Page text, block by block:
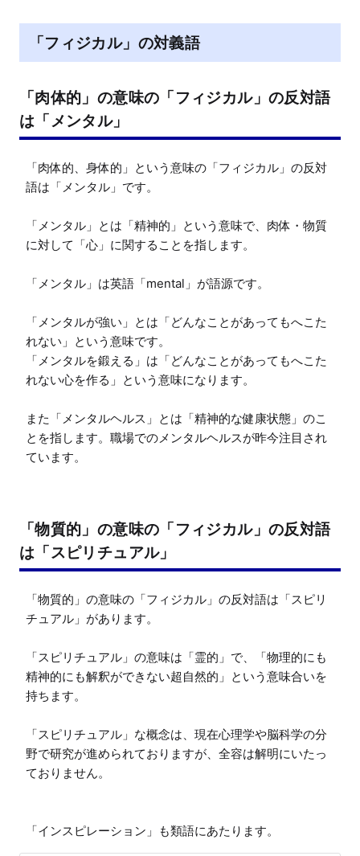
「フィジカル」の対義語
「肉体的」の意味の「フィジカル」の反対語
は「メンタル」
「肉体的、身体的」という意味の「フィジカル」の反対
語は「メンタル」です。
「メンタル」とは「精神的」という意味で、肉体・物質
に対して「心」に関することを指します。
「メンタル」は英語「mental」が語源です。
「メンタルが強い」とは「どんなことがあってもへこた
れない」という意味です。
「メンタルを鍛える」は「どんなことがあってもへこた
れない心を作る」という意味になります。
また「メンタルヘルス」とは「精神的な健康状態」のこ
とを指します。職場でのメンタルヘルスが昨今注目され
ています。
「物質的」の意味の「フィジカル」の反対語
は「スピリチュアル」
「物質的」の意味の「フィジカル」の反対語は「スピリ
チュアル」があります。
「スピリチュアル」の意味は「霊的」で、「物理的にも
精神的にも解釈ができない超自然的」という意味合いを
持ちます。
「スピリチュアル」な概念は、現在心理学や脳科学の分
野で研究が進められておりますが、全容は解明にいたっ
ておりません。
「インスピレーション」も類語にあたります。